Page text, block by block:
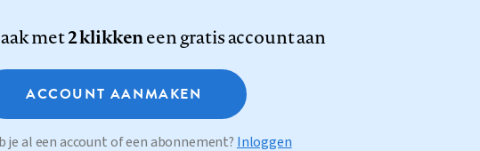
met2 klikkeneen gratis account aan
ACCOUNT AANMAKEN
je al een account of een abonnement? Inloggen